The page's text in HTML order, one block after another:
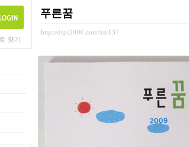
찾기
푸른꿈
http://dsps2000.com/xe/137